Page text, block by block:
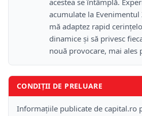
acestea se întâmplă.
acumulate la
mă adaptez rapid
dinamice și să privesc
nouă provocare, mai ales
CONDIȚII DE PRELUARE
Informațiile publicate de capital.ro